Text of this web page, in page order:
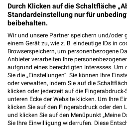
6,6 km
Schlafzimmer Spezial
Noch heute gültig
Thomas Philipps
Durch Klicken auf die Schaltfläche
Standardeinstellung nur für
beibehalten.
Wir und unsere Partner speichern und/
einem Gerät zu, wie z. B. eindeutige IDs in
Browserspeichern, um personenbezogene
Anbieter verarbeiten Ihre
aufgrund eines berechtigten Interesses. Um
Sie die „Einstellungen“. Sie können Ihre
oder verwalten, indem Sie auf die
klicken oder jederzeit auf die
unteren Ecke der Website klicken. Um Ihre
klicken Sie auf den Fingerabdruck oder den
und klicken Sie auf den Menüpunkt „Meine
Sie Ihre Einwilligung widerrufen. Diese